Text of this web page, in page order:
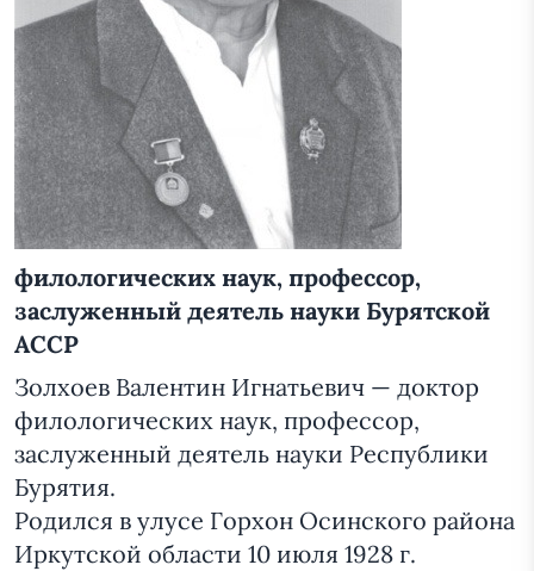
филологических наук, профессор,
заслуженный деятель науки Бурятской
АССР
Золхоев Валентин Игнатьевич — доктор
филологических наук, профессор,
заслуженный деятель науки Республики
Бурятия.
Родился в улусе Горхон Осинского района
Иркутской области 10 июля 1928 г.